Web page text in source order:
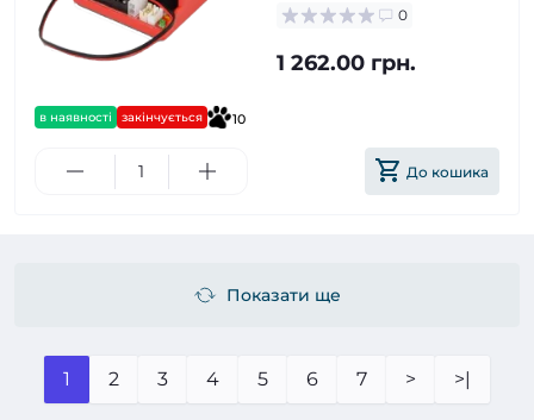
в наявності закінчується 10
0
1 262.00 грн.
До кошика
Показати ще
1 2 3 4 5 6 7 > >|